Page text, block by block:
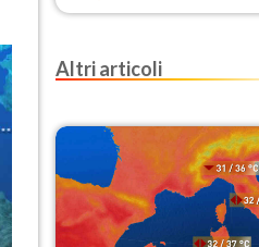
Altri articoli